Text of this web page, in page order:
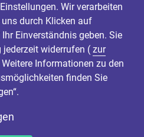
Wir verarbeiten
uns durch Klicken auf
Einverständnis geben. Sie
widerrufen ( zur
Informationen zu den
finden Sie